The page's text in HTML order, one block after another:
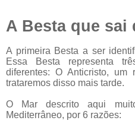
A Besta que sai
A primeira Besta a ser
Essa Besta representa
diferentes: O Anticristo, um
trataremos disso mais tarde.
O Mar descrito aqui
Mediterrâneo, por 6 razões: